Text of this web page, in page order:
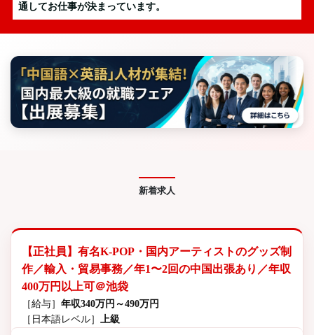
通してお仕事が決まっています。
新着求人
【正社員】有名K-POP・国内アーティストのグッズ制
作／輸入・貿易事務／年1〜2回の中国出張あり／年収
400万円以上可＠池袋
［給与］ 年収340万円～490万円
［日本語レベル］
上級